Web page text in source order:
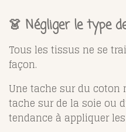
👗 Négliger le type
Tous les tissus ne se
façon.
Une tache sur du coton
tache sur de la soie ou
tendance à appliquer